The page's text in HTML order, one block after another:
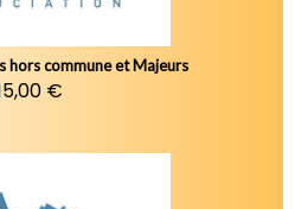
hors commune et Majeurs
€